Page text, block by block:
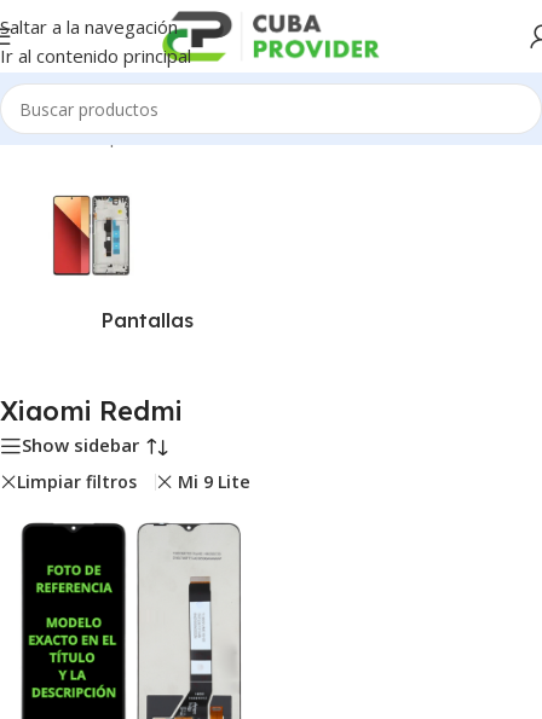
Saltar a la navegación
Ir al contenido principal
Inicio/Piezas para Celulares/Xiaomi Redmi
Pantallas
Xiaomi Redmi
Show sidebar
Limpiar filtros Mi 9 Lite